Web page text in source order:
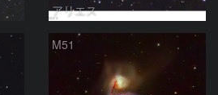
アリエス
M51